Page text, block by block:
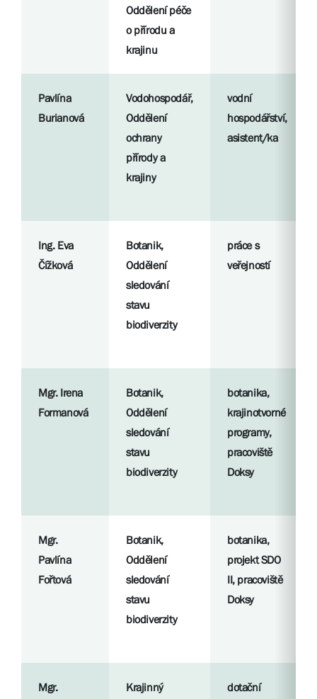
Oddělení péče
o přírodu a
krajinu
Pavlína
Burianová
Vodohospodář,
Oddělení
ochrany
přírody a
krajiny
vodní
hospodářství,
asistent/ka
Ing. Eva
Čížková
Botanik,
Oddělení
sledování
stavu
biodiverzity
práce s
veřejností
Mgr. Irena
Formanová
Botanik,
Oddělení
sledování
stavu
biodiverzity
botanika,
krajinotvorné
programy,
pracoviště
Doksy
Mgr.
Pavlína
Fořtová
Botanik,
Oddělení
sledování
stavu
biodiverzity
botanika,
projekt SDO
II, pracoviště
Doksy
Mgr.
Krajinný
dotační